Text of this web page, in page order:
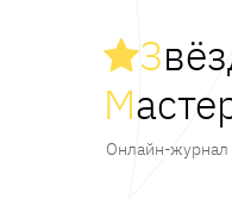
З
М
Онлайн-журнал